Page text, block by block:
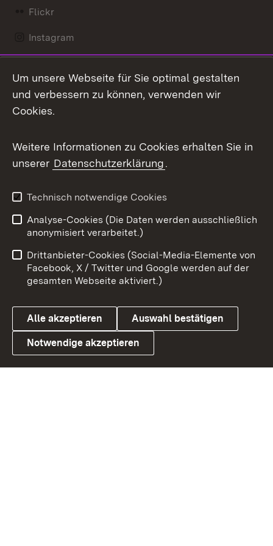
Flickr
Instagram
Mastodon
Messenger
Social Wall
X / Twitter
Youtube
Link zum Landesportal
Benutzungshinweise
Barrierefreiheit
Datenschutz
Cookies
Um unsere Webseite für Sie optimal gestalten
und verbessern zu können, verwenden wir
Cookies.
Weitere Informationen zu Cookies erhalten Sie in
unserer Datenschutzerklärung.
Technisch notwendige Cookies
Analyse-Cookies (Die Daten werden ausschließlich
anonymisiert verarbeitet.)
Drittanbieter-Cookies (Social-Media-Elemente von
Facebook, X / Twitter und Google werden auf der
gesamten Webseite aktiviert.)
Alle akzeptieren Auswahl bestätigen
Notwendige akzeptieren